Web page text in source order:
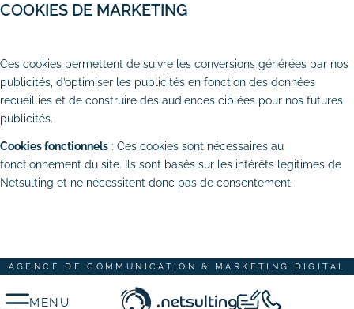
COOKIES DE MARKETING
Ces cookies permettent de suivre les conversions générées par nos
publicités, d’optimiser les publicités en fonction des données
recueillies et de construire des audiences ciblées pour nos futures
publicités.
Cookies fonctionnels : Ces cookies sont nécessaires au
fonctionnement du site. Ils sont basés sur les intérêts légitimes de
Netsulting et ne nécessitent donc pas de consentement.
AGENCE DE COMMUNICATION & MARKETING DIGITAL
Acquisition & fidélisation
# Référencement naturel (SEO)
# Référencement payant (SEA)
# Community management (SMO)
Création graphique
# Graphisme print
MENU